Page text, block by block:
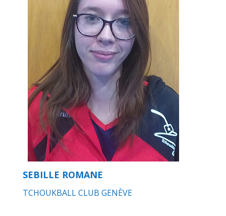
SEBILLE ROMANE
TCHOUKBALL CLUB GENÈVE